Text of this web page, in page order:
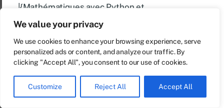
We value your privacy
We use cookies to enhance your browsing experience, serve
personalized ads or content, and analyze our traffic. By
clicking "Accept All", you consent to our use of cookies.
Customize Reject All Accept All
|{Mathématiques avec Python et
Ruby/Joukovski et Ruby .,
|{Mathc initiation/Fichiers h : c32 .,
plus.} »
|{Fonctionnement d’un ordinateur/Les
périphériques et les cartes d’extension
Description
|{Photographie/Thèmes/Couchers et levers de